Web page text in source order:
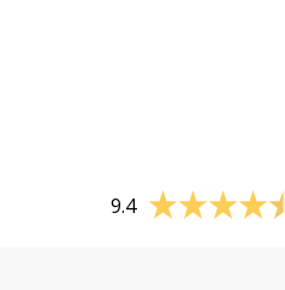
9.4